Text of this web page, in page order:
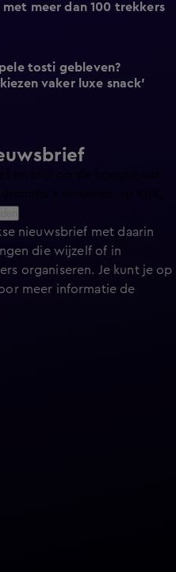
meer dan 100 trekkers
tosti gebleven?
vaker luxe snack'
en blijf op de hoogte van
nieuwsbrief met daarin
die wijzelf of in
organiseren. Je kunt je op
meer informatie de